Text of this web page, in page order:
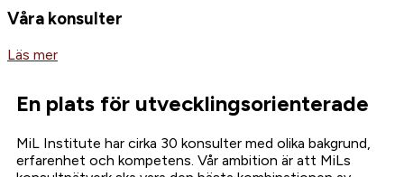
Våra konsulter
Läs mer
En plats för utvecklingsorienterade
MiL Institute har cirka 30 konsulter med olika bakgrund,
erfarenhet och kompetens. Vår ambition är att MiLs